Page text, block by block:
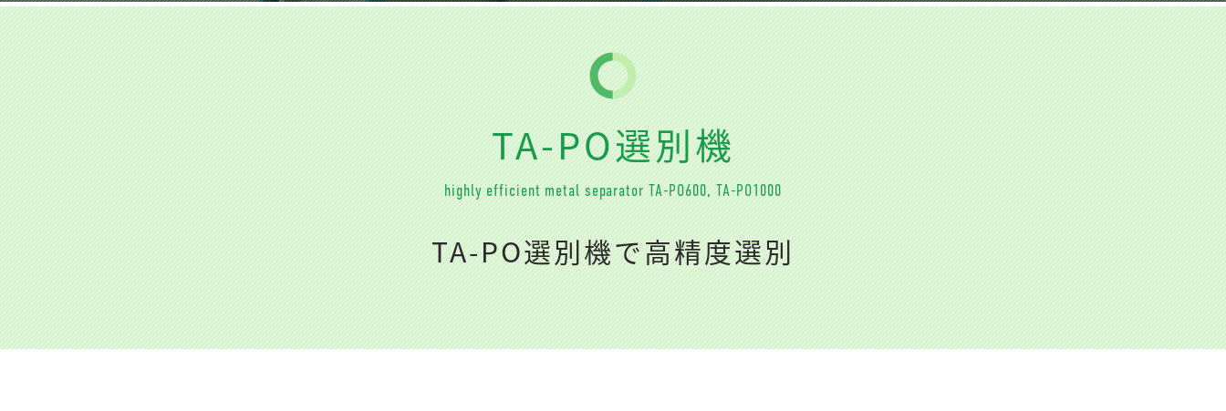
TA-PO選別機
highly efficient metal separator TA-PO600, TA-PO1000
TA-PO選別機で高精度選別